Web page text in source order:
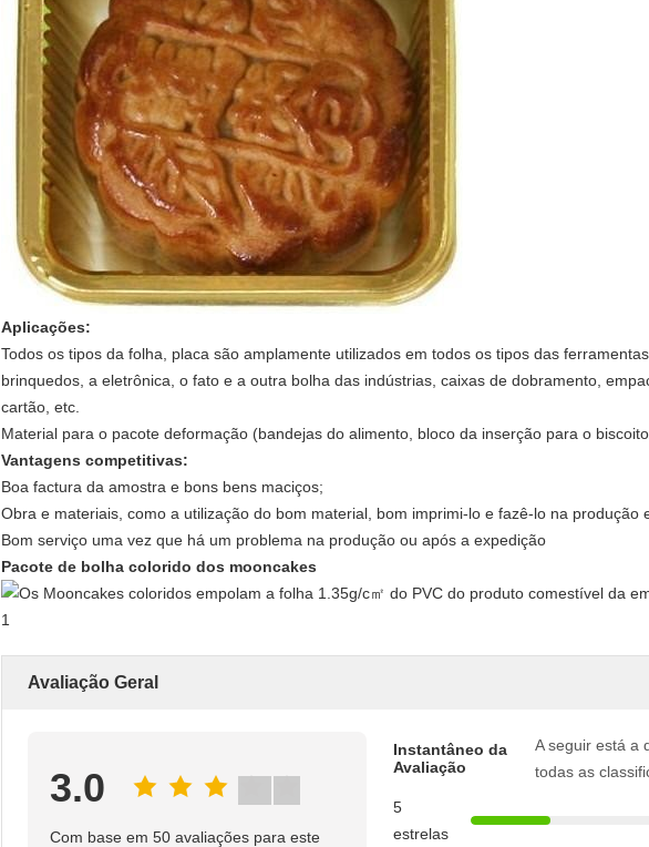
Aplicações:
Todos os tipos da folha, placa são amplamente utilizados em todos os tipos das
brinquedos, a eletrônica, o fato e a outra bolha das indústrias, caixas de dobramento,
cartão, etc.
Material para o pacote deformação (bandejas do alimento, bloco da inserção para o
Vantagens competitivas:
Boa factura da amostra e bons bens maciços;
Obra e materiais, como a utilização do bom material, bom imprimi-lo e fazê-lo na produção
Bom serviço uma vez que há um problema na produção ou após a expedição
Pacote de bolha colorido dos mooncakes
Avaliação Geral
3.0
Com base em 50 avaliações para este
Instantâneo da
Avaliação
A seguir está a
todas as
5
estrelas